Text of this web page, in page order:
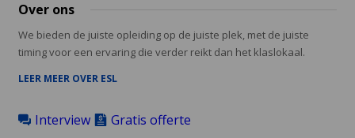
Over ons
We bieden de juiste opleiding op de juiste plek, met de juiste
timing voor een ervaring die verder reikt dan het klaslokaal.
LEER MEER OVER ESL
Interview Gratis offerte